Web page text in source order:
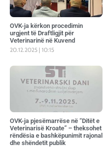
OVK-ja kërkon procedimin
urgjent të Draftligjit për
Veterinarinë në Kuvend
20.12.2025 10:15
OVK-ja pjesëmarrëse në “Ditët e
Veterinarisë Kroate” – theksohet
rëndësia e bashkëpunimit rajonal
dhe shëndetit publik